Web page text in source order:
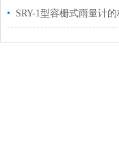
SRY-1型容栅式雨量计